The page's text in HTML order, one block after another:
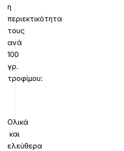
η
περιεκτικότητα
τους
ανά
100
γρ.
τροφίμου:
Ολικά
και
ελεύθερα